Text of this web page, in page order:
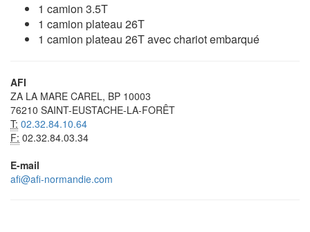
1 camion 3.5T
1 camion plateau 26T
1 camion plateau 26T avec chariot embarqué
AFI
ZA LA MARE CAREL, BP 10003
76210 SAINT-EUSTACHE-LA-FORÊT
T: 02.32.84.10.64
F: 02.32.84.03.34
E-mail
afi@afi-normandie.com